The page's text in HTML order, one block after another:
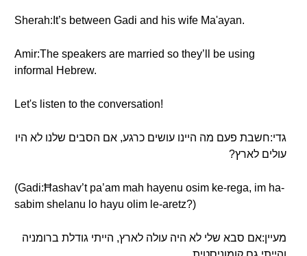
Sherah:It’s between Gadi and his wife Ma'ayan.
Amir:The speakers are married so they’ll be using
informal Hebrew.
Let's listen to the conversation!
גדי:חשבת פעם מה היינו עושים כרגע, אם הסבים שלנו לא היו
עולים לארץ?
(Gadi:Ħashav’t pa’am mah hayenu osim ke-rega, im ha-
sabim shelanu lo hayu olim le-aretz?)
מעיין:אם סבא שלי לא היה עולה לארץ, הייתי גודלת ברומניה